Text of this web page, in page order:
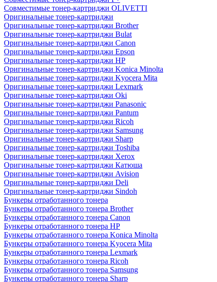
Совместимые тонер-картриджи OLIVETTI
Оригинальные тонер-картриджи
Оригинальные тонер-картриджи Brother
Оригинальные тонер-картриджи Bulat
Оригинальные тонер-картриджи Canon
Оригинальные тонер-картриджи Epson
Оригинальные тонер-картриджи HP
Оригинальные тонер-картриджи Konica Minolta
Оригинальные тонер-картриджи Kyocera Mita
Оригинальные тонер-картриджи Lexmark
Оригинальные тонер-картриджи Oki
Оригинальные тонер-картриджи Panasonic
Оригинальные тонер-картриджи Pantum
Оригинальные тонер-картриджи Ricoh
Оригинальные тонер-картриджи Samsung
Оригинальные тонер-картриджи Sharp
Оригинальные тонер-картриджи Toshiba
Оригинальные тонер-картриджи Xerox
Оригинальные тонер-картриджи Катюша
Оригинальные тонер-картриджи Avision
Оригинальные тонер-картриджи Deli
Оригинальные тонер-картриджи Sindoh
Бункеры отработанного тонера
Бункеры отработанного тонера Brother
Бункеры отработанного тонера Canon
Бункеры отработанного тонера HP
Бункеры отработанного тонера Konica Minolta
Бункеры отработанного тонера Kyocera Mita
Бункеры отработанного тонера Lexmark
Бункеры отработанного тонера Ricoh
Бункеры отработанного тонера Samsung
Бункеры отработанного тонера Sharp